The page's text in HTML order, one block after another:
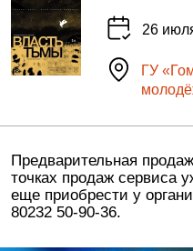
26
ГУ
Предварительная
точках продаж сервиса
еще приобрести у
80232 50-90-36.